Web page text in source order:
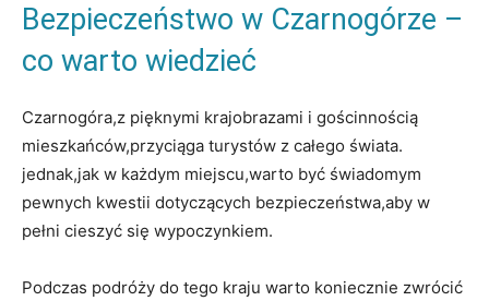
Bezpieczeństwo‌ w ​Czarnogórze –
co warto wiedzieć
Czarnogóra,z pięknymi krajobrazami i⁢ gościnnością
mieszkańców,przyciąga turystów z całego świata.
jednak,jak w każdym miejscu,warto być świadomym
pewnych kwestii⁤ dotyczących bezpieczeństwa,aby w
pełni cieszyć się wypoczynkiem.
Podczas podróży do tego kraju warto koniecznie zwrócić⁣